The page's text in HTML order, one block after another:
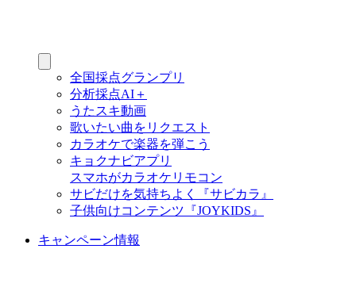
全国採点グランプリ
分析採点AI＋
うたスキ動画
歌いたい曲をリクエスト
カラオケで楽器を弾こう
キョクナビアプリ
スマホがカラオケリモコン
サビだけを気持ちよく『サビカラ』
子供向けコンテンツ『JOYKIDS』
キャンペーン情報